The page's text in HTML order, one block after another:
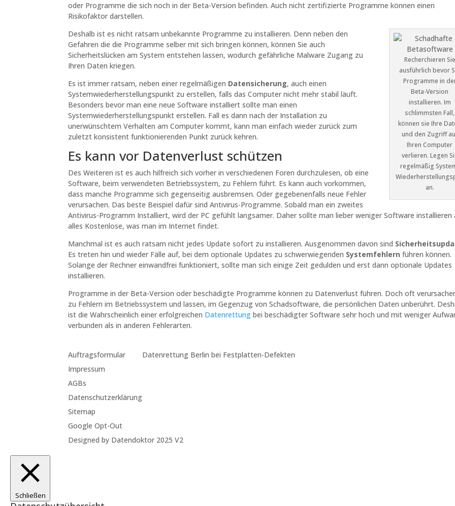
oder Programme die sich noch in der Beta-Version befinden. Auch nicht zertifizierte Programme können einen
Risikofaktor darstellen.
Recherchieren Sie
ausführlich bevor
Programme in
Beta-Version
installieren. Im
schlimmsten Fall,
können sie Ihre
und den Zugriff
Ihren Computer
verlieren. Legen
regelmäßig
an.
Deshalb ist es nicht ratsam unbekannte Programme zu installieren. Denn neben den
Gefahren die die Programme selber mit sich bringen können, können Sie auch
Sicherheitslücken am System entstehen lassen, wodurch gefährliche Malware Zugang zu
Ihren Daten kriegen.
Es ist immer ratsam, neben einer regelmäßigen Datensicherung, auch einen
Systemwiederherstellungspunkt zu erstellen, falls das Computer nicht mehr stabil läuft.
Besonders bevor man eine neue Software installiert sollte man einen
Systemwiederherstellungspunkt erstellen. Fall es dann nach der Installation zu
unerwünschtem Verhalten am Computer kommt, kann man einfach wieder zurück zum
zuletzt konsistent funktionierenden Punkt zurück kehren.
Es kann vor Datenverlust schützen
Des Weiteren ist es auch hilfreich sich vorher in verschiedenen Foren durchzulesen, ob eine
Software, beim verwendeten Betriebssystem, zu Fehlern führt. Es kann auch vorkommen,
dass manche Programme sich gegenseitig ausbremsen. Oder gegebenenfalls neue Fehler
verursachen. Das beste Beispiel dafür sind Antivirus-Programme. Sobald man ein zweites
Antivirus-Programm Installiert, wird der PC gefühlt langsamer. Daher sollte man lieber weniger Software installieren
alles Kostenlose, was man im Internet findet.
Manchmal ist es auch ratsam nicht jedes Update sofort zu installieren. Ausgenommen davon sind
Es treten hin und wieder Fälle auf, bei dem optionale Updates zu schwerwiegenden Systemfehlern führen können.
Solange der Rechner einwandfrei funktioniert, sollte man sich einige Zeit gedulden und erst dann optionale Updates
installieren.
Programme in der Beta-Version oder beschädigte Programme können zu Datenverlust führen. Doch oft
zu Fehlern im Betriebssystem und lassen, im Gegenzug von Schadsoftware, die persönlichen Daten unberührt.
ist die Wahrscheinlich einer erfolgreichen Datenrettung bei beschädigter Software sehr hoch und mit weniger
verbunden als in anderen Fehlerarten.
Auftragsformular
Impressum
AGBs
Datenschutzerklärung
Sitemap
Google Opt-Out
Datenrettung Berlin bei Festplatten-Defekten
Designed by Datendoktor 2025 V2
Schließen